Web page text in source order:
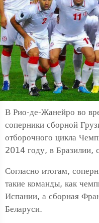
В Рио-де-Жанейро во
соперники сборной
отборочного цикла
2014 году, в Бразилии,
Согласно итогам,
такие команды, как
Испании, а сборная
Беларуси.